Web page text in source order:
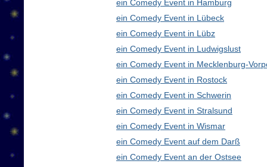
ein Comedy Event in Hamburg
ein Comedy Event in Lübeck
ein Comedy Event in Lübz
ein Comedy Event in Ludwigslust
ein Comedy Event in Mecklenburg-
ein Comedy Event in Rostock
ein Comedy Event in Schwerin
ein Comedy Event in Stralsund
ein Comedy Event in Wismar
ein Comedy Event auf dem Darß
ein Comedy Event an der Ostsee